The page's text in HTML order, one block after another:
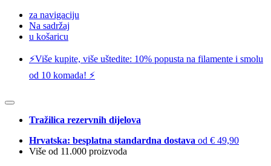
za navigaciju
Na sadržaj
u košaricu
⚡️Više kupite, više uštedite: 10% popusta na filamente i smolu
od 10 komada! ⚡️
Tražilica rezervnih dijelova
Hrvatska: besplatna standardna dostava od € 49,90
Više od 11.000 proizvoda